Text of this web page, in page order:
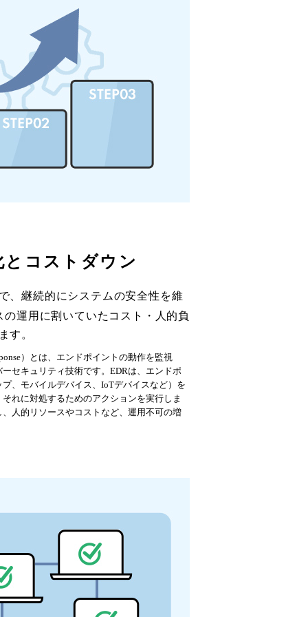
とコストダウン
、継続的にシステムの安全性を維
の運用に割いていたコスト・人的負
す。
）とは、エンドポイントの動作を監視
セキュリティ技術です。EDRは、エンドポ
、モバイルデバイス、IoTデバイスなど）を
れに対処するためのアクションを実行しま
人的リソースやコストなど、運用不可の増